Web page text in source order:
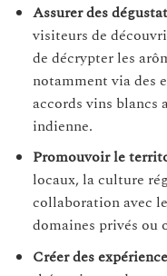
Assurer des
visiteurs de
de décrypter les
notamment via des
accords vins blancs
indienne.
Promouvoir le
locaux, la culture
collaboration avec
domaines privés ou
Créer des